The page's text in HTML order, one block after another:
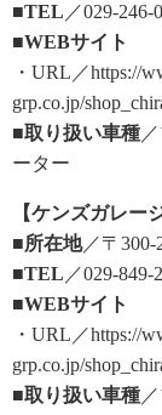
■TEL ／029-246-
■WEBサイト
・URL／https://
grp.co.jp/
■取り扱い車種
ーター
【ケンズガレー
■所在地／〒
■TEL ／029-849-
■WEBサイト
・URL／https://
grp.co.jp/
■取り扱い車種